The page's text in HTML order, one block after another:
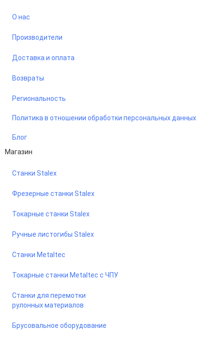
О нас
Производители
Доставка и оплата
Возвраты
Региональность
Политика в отношении обработки персональных данных
Блог
Магазин
Станки Stalex
Фрезерные станки Stalex
Токарные станки Stalex
Ручные листогибы Stalex
Станки Metaltec
Токарные станки Metaltec с ЧПУ
Станки для перемотки
рулонных материалов
Брусовальное оборудование